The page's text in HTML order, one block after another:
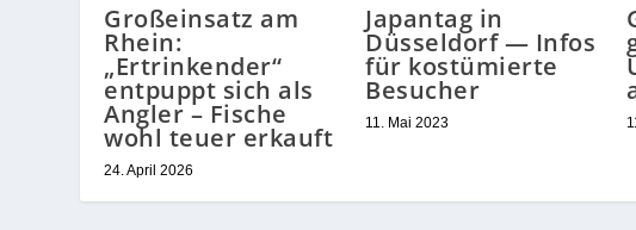
Großeinsatz am
Rhein:
„Ertrinkender“
entpuppt sich als
Angler – Fische
wohl teuer erkauft
24. April 2026
Japantag in
Düsseldorf — Infos
für kostümierte
Besucher
11. Mai 2023